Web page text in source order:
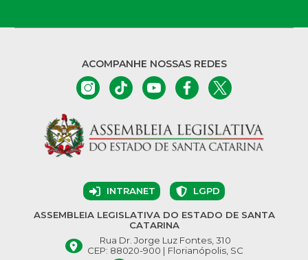
ACOMPANHE NOSSAS REDES
INTRANET LGPD
ASSEMBLEIA LEGISLATIVA DO ESTADO DE SANTA
CATARINA
Rua Dr. Jorge Luz Fontes, 310
CEP: 88020-900 | Florianópolis, SC